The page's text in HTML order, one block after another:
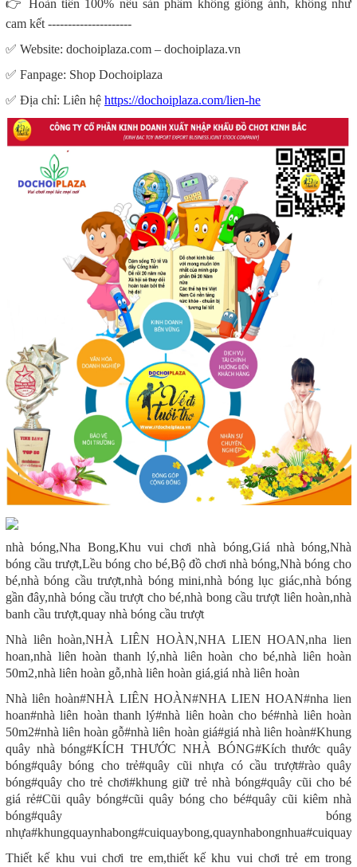
👉
Hoàn tiền 100% nếu sản phẩm không giống ảnh, không như
cam kết ---------------------
✅ Website: dochoiplaza.com – dochoiplaza.vn
✅ Fanpage: Shop Dochoiplaza
✅ Địa chỉ: Liên hệ https://dochoiplaza.com/lien-he
nhà bóng,Nha Bong,Khu vui chơi nhà bóng,Giá nhà bóng,Nhà
bóng cầu trượt,Lều bóng cho bé,Bộ đồ chơi nhà bóng,Nhà bóng cho
bé,nhà bóng cầu trượt,nhà bóng mini,nhà bóng lục giác,nhà bóng
gần đây,nhà bóng cầu trượt cho bé,nhà bong cầu trượt liên hoàn,nhà
banh cầu trượt,quay nhà bóng cầu trượt
Nhà liên hoàn,NHÀ LIÊN HOÀN,NHA LIEN HOAN,nha lien
hoan,nhà liên hoàn thanh lý,nhà liên hoàn cho bé,nhà liên hoàn
50m2,nhà liên hoàn gỗ,nhà liên hoàn giá,giá nhà liên hoàn
Nhà liên hoàn#NHÀ LIÊN HOÀN#NHA LIEN HOAN#nha lien
hoan#nhà liên hoàn thanh lý#nhà liên hoàn cho bé#nhà liên hoàn
50m2#nhà liên hoàn gỗ#nhà liên hoàn giá#giá nhà liên hoàn#Khung
quây nhà bóng#KÍCH THƯỚC NHÀ BÓNG#Kích thước quây
bóng#quây bóng cho trẻ#quây cũi nhựa có cầu trượt#rào quây
bóng#quây cho trẻ chơi#khung giữ trẻ nhà bóng#quây cũi cho bé
giá rẻ#Cũi quây bóng#cũi quây bóng cho bé#quây cũi kiêm nhà
bóng#quây bóng
Thiết kế khu vui chơi tre em,thiết kế khu vui chơi trẻ em trong